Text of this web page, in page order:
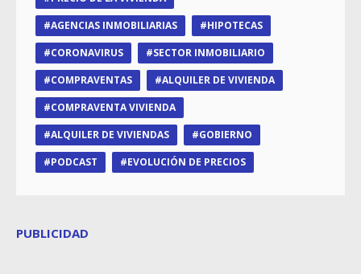
AGENCIAS INMOBILIARIAS
HIPOTECAS
CORONAVIRUS
SECTOR INMOBILIARIO
COMPRAVENTAS
ALQUILER DE VIVIENDA
COMPRAVENTA VIVIENDA
ALQUILER DE VIVIENDAS
GOBIERNO
PODCAST
EVOLUCIÓN DE PRECIOS
PUBLICIDAD